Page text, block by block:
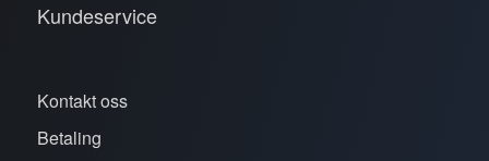
Kundeservice
Kontakt oss
Betaling